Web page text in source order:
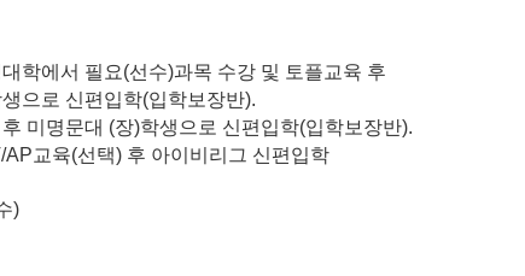
학에서 필요(선수)과목 수강 및 토플교육 후
생으로 신편입학(입학보장반).
미명문대 (장)학생으로 신편입학(입학보장반).
교육(선택) 후 아이비리그 신편입학
)